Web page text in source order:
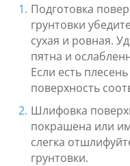
Подготовка
грунтовки
сухая и ровная.
пятна и
Если есть
поверхность
Шлифовка
покрашена или
слегка
грунтовки.